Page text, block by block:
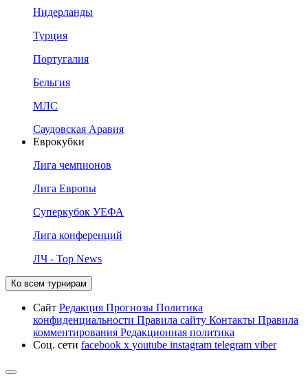
Нидерланды
Турция
Португалия
Бельгия
МЛС
Саудовская Аравия
Еврокубки
Лига чемпионов
Лига Европы
Суперкубок УЕФА
Лига конференций
ЛЧ - Top News
Ко всем турнирам
Сайт Редакция Прогнозы Политика
конфиденциальности Правила сайту Контакты Правила
комментирования Редакционная политика
Соц. сети facebook x youtube instagram telegram viber